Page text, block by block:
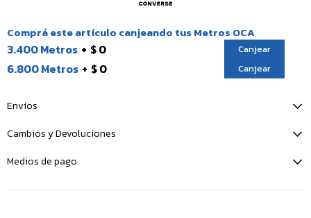
Comprá este artículo canjeando tus Metros OCA
3.400 Metros $ 0 Canjear
6.800 Metros $ 0 Canjear
Envíos
Cambios y Devoluciones
Medios de pago